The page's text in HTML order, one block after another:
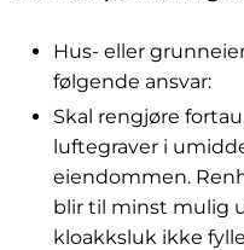
Hus- eller
følgende ansvar:
Skal rengjøre
luftegraver i
eiendommen.
blir til minst mulig
kloakksluk ikke